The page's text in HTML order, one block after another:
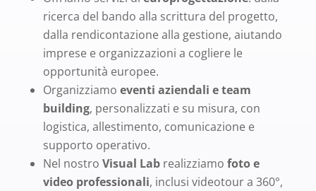
ricerca del bando alla scrittura del progetto,
dalla rendicontazione alla gestione, aiutando
imprese e organizzazioni a cogliere le
opportunità europee.
Organizziamo eventi aziendali e team
building, personalizzati e su misura, con
logistica, allestimento, comunicazione e
supporto operativo.
Nel nostro Visual Labrealizziamo foto e
video professionali, inclusi videotour a 360°,